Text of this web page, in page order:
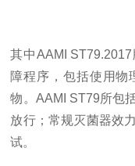
其中AAMI
障程序，包括使用物
物。AAMI ST79所包
放行；常规灭菌器效
试。